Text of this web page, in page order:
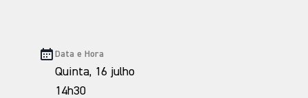
Data e Hora
Quinta, 16 julho
14h30